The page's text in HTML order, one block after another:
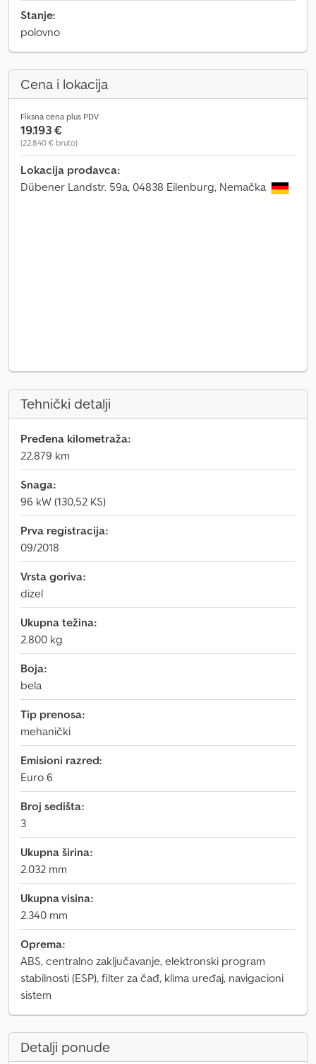
Stanje:
polovno
Cena i lokacija
Fiksna cena plus PDV
19.193 €
(22.840 € bruto)
Lokacija prodavca:
Dübener Landstr. 59a, 04838 Eilenburg, Nemačka
Tehnički detalji
Pređena kilometraža:
22.879 km
Snaga:
96 kW (130,52 KS)
Prva registracija:
09/2018
Vrsta goriva:
dizel
Ukupna težina:
2.800 kg
Boja:
bela
Tip prenosa:
mehanički
Emisioni razred:
Euro 6
Broj sedišta:
3
Ukupna širina:
2.032 mm
Ukupna visina:
2.340 mm
Oprema:
ABS, centralno zaključavanje, elektronski program
stabilnosti (ESP), filter za čađ, klima uređaj, navigacioni
sistem
Detalji ponude